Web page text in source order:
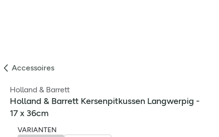
Accessoires
Holland & Barrett
Holland & Barrett Kersenpitkussen Langwerpig -
17 x 36cm
VARIANTEN